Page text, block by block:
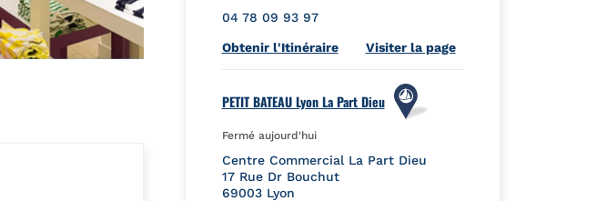
04 78 09 93 97
Obtenir l'ItinéraireLink Opens in New Tab
Visiter la page
PETIT BATEAU Lyon La Part Dieu
Fermé aujourd'hui
Centre Commercial La Part Dieu
17 Rue Dr Bouchut
69003 Lyon